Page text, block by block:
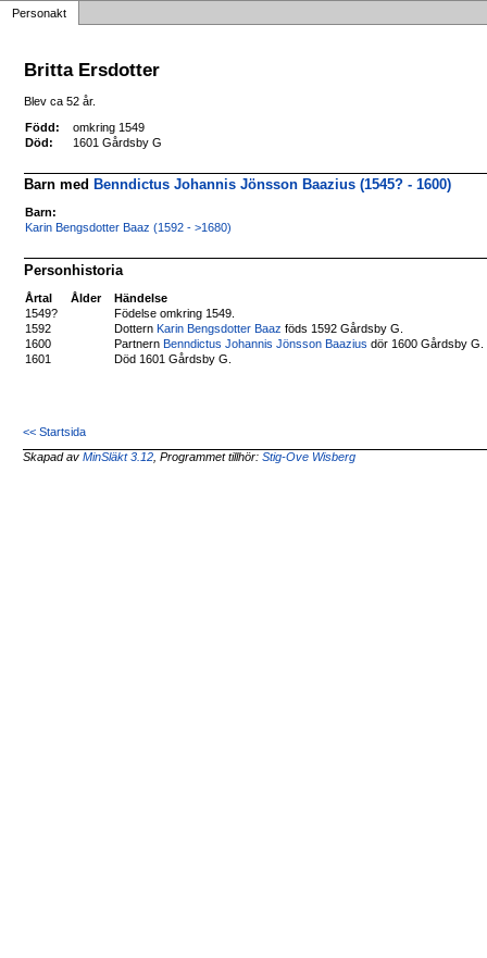
Personakt
Britta Ersdotter
Blev ca 52 år.
Född:
omkring 1549
Död:
1601 Gårdsby G
Barn med Benndictus Johannis Jönsson Baazius (1545? - 1600)
Barn:
Karin Bengsdotter Baaz (1592 - >1680)
Personhistoria
Årtal Ålder
Händelse
1549?
Födelse omkring 1549.
1592
DotternKarin Bengsdotter Baaz föds 1592 Gårdsby G.
1600
PartnernBenndictus Johannis Jönsson Baazius dör 1600 Gårdsby G.
1601
Död 1601 Gårdsby G.
<< Startsida
Skapad avMinSläkt 3.12 , Programmet tillhör:Stig-Ove Wisberg